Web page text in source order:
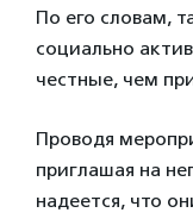
По его словам,
социально
честные, чем
Проводя
приглашая на
надеется, что